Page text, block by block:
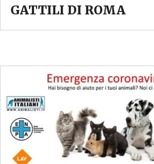
GATTILI DI ROMA